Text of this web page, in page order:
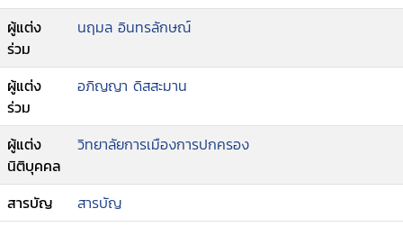
ผู้แต่ง
ร่วม
นฤมล อินทรลักษณ์
ผู้แต่ง
ร่วม
อภิญญา ดิสสะมาน
ผู้แต่ง
นิติบุคคล
วิทยาลัยการเมืองการปกครอง
สารบัญ สารบัญ